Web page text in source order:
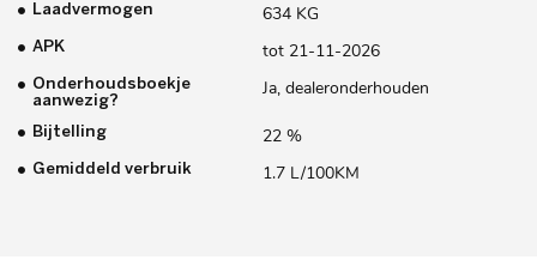
Laadvermogen 634 KG
APK tot 21-11-2026
Onderhoudsboekje
aanwezig?
Ja, dealeronderhouden
Bijtelling 22 %
Gemiddeld verbruik 1.7 L/100KM